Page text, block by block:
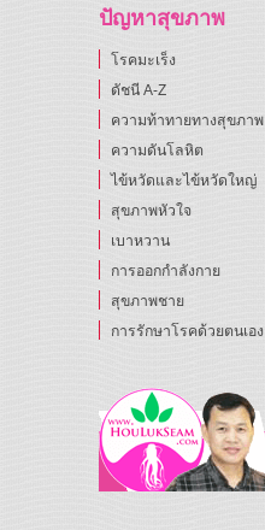
ปัญหาสุขภาพ
โรคมะเร็ง
ดัชนี A-Z
ความท้าทายทางสุขภาพ
ความดันโลหิต
ไข้หวัดและไข้หวัดใหญ่
สุขภาพหัวใจ
เบาหวาน
การออกกำลังกาย
สุขภาพชาย
การรักษาโรคด้วยตนเอง